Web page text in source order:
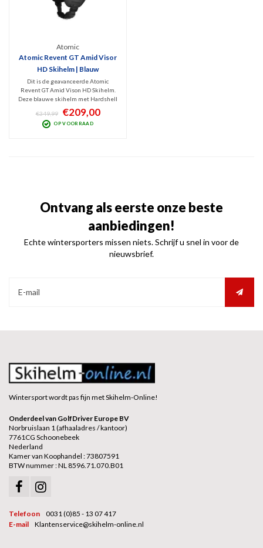
Atomic
Atomic Revent GT Amid Visor
HD Skihelm | Blauw
Dit is de geavanceerde Atomic
Revent GT Amid Vison HD Skihelm.
Deze blauwe skihelm met Hardshell
constructie is v.v. AMID en Holo Core
veiligheidstechnologie en actieve
ventilatie en levert met zijn
€349,99 €209,00
OP VOORRAAD
Ontvang als eerste onze beste
aanbiedingen!
Echte wintersporters missen niets. Schrijf u snel in voor de
nieuwsbrief.
Wintersport wordt pas fijn met Skihelm-Online!
Onderdeel van GolfDriver Europe BV
Norbruislaan 1 (afhaaladres / kantoor)
7761CG Schoonebeek
Nederland
Kamer van Koophandel : 73807591
BTW nummer : NL 8596.71.070.B01
Telefoon
0031 (0)85 - 13 07 417
E-mail
Klantenservice@skihelm-online.nl